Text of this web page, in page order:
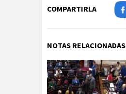
COMPARTIRLA
NOTAS RELACIONADAS